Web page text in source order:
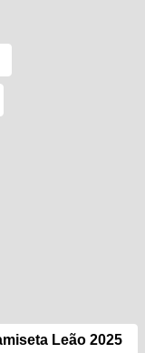
Leão 2025